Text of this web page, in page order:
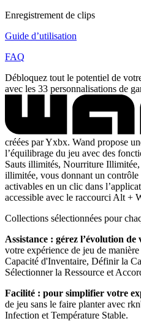
Enregistrement de clips
Guide d’utilisation
FAQ
Débloquez tout le potentiel de
avec les 33 personnalisations de
créées par Yxbx. Wand propose
l’équilibrage du jeu avec des
Sauts illimités, Nourriture
illimitée, vous donnant un contrôle
activables en un clic dans
accessible avec le raccourci Alt +
Collections sélectionnées pour
Assistance : gérez l’évolution de
votre expérience de jeu de
Capacité d'Inventaire, Définir la
Sélectionner la Ressource et
Facilité : pour simplifier votre
de jeu sans le faire planter avec
Infection et Température Stable.